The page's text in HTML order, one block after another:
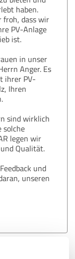
haben.
froh, dass wir
PV-Anlage
ist.
in unser
Anger. Es
ihrer PV-
Ihren
sind wirklich
solche
legen wir
Qualität.
und
unseren